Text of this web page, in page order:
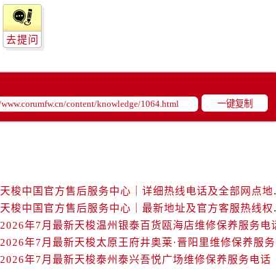
利名表维修授权店3楼售后服务中心（需提前预约）
层2603室售后服务中心（需提前预约）
需提前预约）
提前预约）
（需提前预约）
需提前预约）
需提前预约）
（需提前预约）
需提前预约）
去提问
一键复制
天梭中国官方
天梭中国官
2026年7月最新天梭温州银泰百货瓯海店维修保养服务电
2026年7月最新天梭泰州泰兴吾悦广场维修保养服务电话